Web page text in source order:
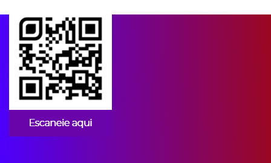
A CIPA oferece soluções imobiliárias
completas e adequadas às
necessidades de cada cliente, com a